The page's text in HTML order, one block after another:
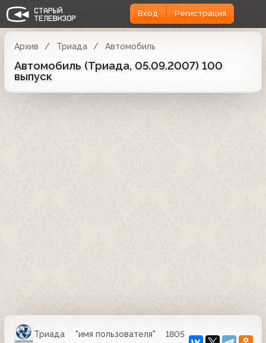
Вход Регистрация
Архив Триада Автомобиль
Автомобиль (Триада, 05.09.2007) 100
выпуск
Триада "имя пользователя"
1805